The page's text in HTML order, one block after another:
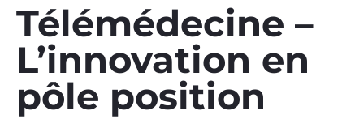
Télémédecine –
L’innovation en
pôle position